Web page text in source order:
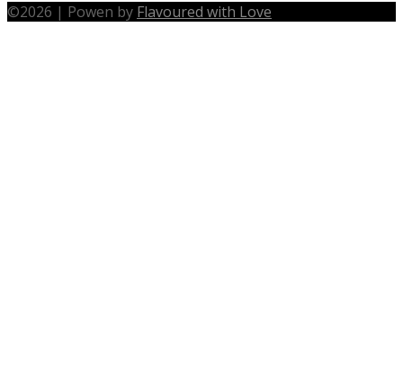
©2026 | Powen by Flavoured with Love